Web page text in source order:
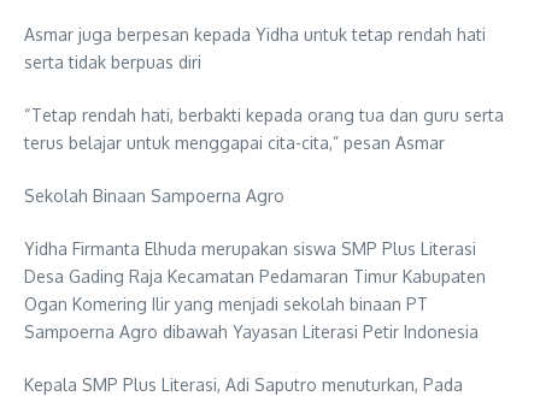
Asmar juga berpesan kepada Yidha untuk tetap rendah hati
serta tidak berpuas diri
“Tetap rendah hati, berbakti kepada orang tua dan guru serta
terus belajar untuk menggapai cita-cita,” pesan Asmar
Sekolah Binaan Sampoerna Agro
Yidha Firmanta Elhuda merupakan siswa SMP Plus Literasi
Desa Gading Raja Kecamatan Pedamaran Timur Kabupaten
Ogan Komering Ilir yang menjadi sekolah binaan PT
Sampoerna Agro dibawah Yayasan Literasi Petir Indonesia
Kepala SMP Plus Literasi, Adi Saputro menuturkan, Pada